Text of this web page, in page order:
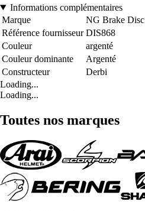
Informations complémentaires
Marque
NG Brake Disc
Référence fournisseur DIS868
Couleur
argenté
Couleur dominante
Argenté
Constructeur
Derbi
Loading...
Loading...
Toutes nos marques